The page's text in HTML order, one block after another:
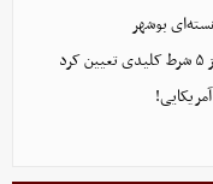
بوشهر